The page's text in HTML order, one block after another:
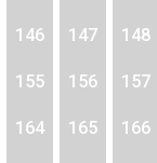
146 147 148
155 156 157
164 165 166